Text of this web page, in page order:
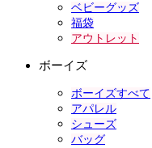
ベビーグッズ
福袋
アウトレット
ボーイズ
ボーイズすべて
アパレル
シューズ
バッグ